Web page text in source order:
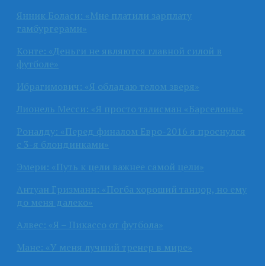
Янник Боласи: «Мне платили зарплату
гамбургерами»
Конте: «Деньги не являются главной силой в
футболе»
Ибрагимович: «Я обладаю телом зверя»
Лионель Месси: «Я просто талисман «Барселоны»
Роналду: «Перед финалом Евро-2016 я проснулся
с 3-я блондинками»
Эмери: «Путь к цели важнее самой цели»
Антуан Гризманн: «Погба хороший танцор, но ему
до меня далеко»
Алвес: «Я – Пикассо от футбола»
Мане: «У меня лучший тренер в мире»